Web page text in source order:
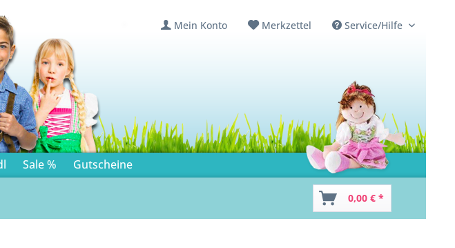
Mein Konto Merkzettel Service/Hilfe
Sale % Gutscheine
0,00 € *